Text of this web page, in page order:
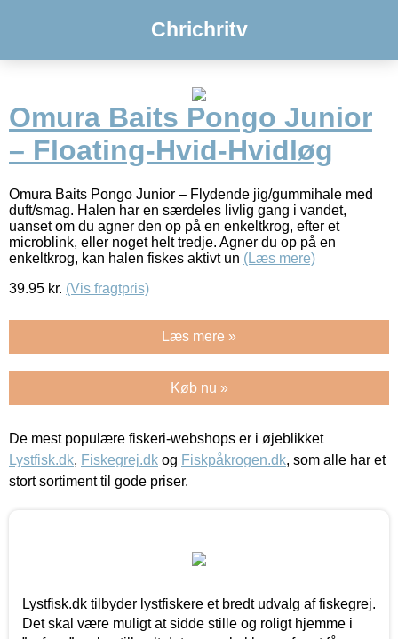
Chrichritv
Omura Baits Pongo Junior
– Floating-Hvid-Hvidløg
Omura Baits Pongo Junior – Flydende jig/gummihale med
duft/smag. Halen har en særdeles livlig gang i vandet,
uanset om du agner den op på en enkeltkrog, efter et
microblink, eller noget helt tredje. Agner du op på en
enkeltkrog, kan halen fiskes aktivt un (Læs mere)
39.95 kr. (Vis fragtpris)
Læs mere »
Køb nu »
De mest populære fiskeri-webshops er i øjeblikket
Lystfisk.dk, Fiskegrej.dk og Fiskpåkrogen.dk, som alle har et
stort sortiment til gode priser.
Lystfisk.dk tilbyder lystfiskere et bredt udvalg af fiskegrej.
Det skal være muligt at sidde stille og roligt hjemme i